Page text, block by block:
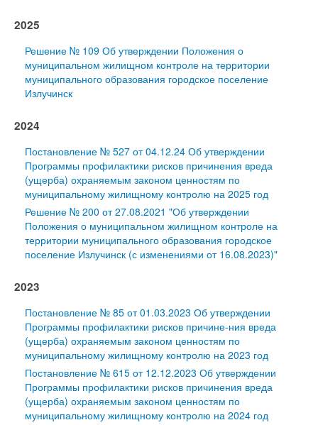
2025
Решение № 109 Об утверждении Положения о
муниципальном жилищном контроле на территории
муниципального образования городское поселение
Излучинск
2024
Постановление № 527 от 04.12.24 Об утверждении
Программы профилактики рисков причинения вреда
(ущерба) охраняемым законом ценностям по
муниципальному жилищному контролю на 2025 год
Решение № 200 от 27.08.2021 "Об утверждении
Положения о муниципальном жилищном контроле на
территории муниципального образования городское
поселение Излучинск (с изменениями от 16.08.2023)"
2023
Постановление № 85 от 01.03.2023 Об утверждении
Программы профилактики рисков причине-ния вреда
(ущерба) охраняемым законом ценностям по
муниципальному жилищному контролю на 2023 год
Постановление № 615 от 12.12.2023 Об утверждении
Программы профилактики рисков причинения вреда
(ущерба) охраняемым законом ценностям по
муниципальному жилищному контролю на 2024 год